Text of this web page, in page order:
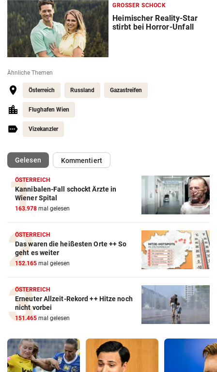
GROSSER SCHOCK
Heimischer Reality-Star
stirbt bei Horror-Unfall
Ähnliche Themen
Österreich Russland Gazastreifen
Flughafen Wien
Vizekanzler
Gelesen(ausgewählt)Kommentiert
ÖSTERREICH
Kannibalen-Fall schockt Ärzte in
Wiener Spital
163.978 mal gelesen
ÖSTERREICH
Das waren die heißesten Orte ++ So
geht es weiter
152.165 mal gelesen
ÖSTERREICH
Erneuter Allzeit-Rekord ++ Hitze noch
nicht vorbei
151.465 mal gelesen